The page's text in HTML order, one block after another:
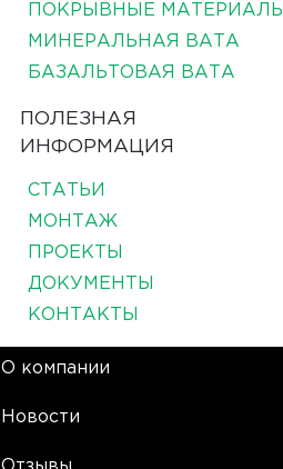
ПОКРЫВНЫЕ МАТЕРИАЛЫ
МИНЕРАЛЬНАЯ ВАТА
БАЗАЛЬТОВАЯ ВАТА
ПОЛЕЗНАЯ
ИНФОРМАЦИЯ
СТАТЬИ
МОНТАЖ
ПРОЕКТЫ
ДОКУМЕНТЫ
КОНТАКТЫ
О компании
Новости